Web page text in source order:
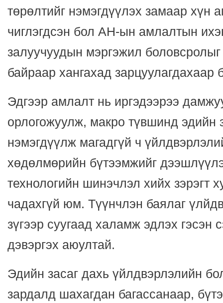
төрөлтийг нэмэгдүүлэх замаар хүн
чиглэгдсэн бол АН-ын амлалтын
залуучуудын мэргэжил
байраар хангахад зарцуулагдахаар
Эдгээр амлалт нь иргэдээрээ
орлогожуулж, макро түвшинд эдийн
нэмэгдүүлж магадгүй ч
хөдөлмөрийн бүтээмжийг
технологийн шинэчлэл хийх зэрэгт
чадахгүй юм. Түүнчлэн баялаг
зүгээр суугаад халамж эдлэх гэсэн
дэвэргэх аюултай.
Эдийн засаг дахь үйлдвэрлэлийн
зардалд шахагдан багассанаар,